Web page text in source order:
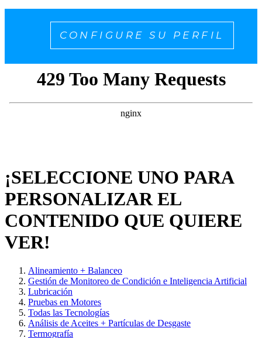
CONFIGURE SU PERFIL
¡SELECCIONE UNO PARA
PERSONALIZAR EL
CONTENIDO QUE QUIERE
VER!
Alineamiento + Balanceo
Gestión de Monitoreo de Condición e Inteligencia Artificial
Lubricación
Pruebas en Motores
Todas las Tecnologías
Análisis de Aceites + Partículas de Desgaste
Termografía